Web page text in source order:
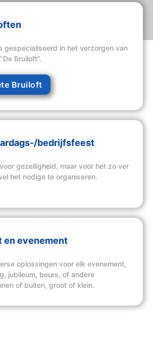
gespecialiseerd in het verzorgen van
Bruiloft”.
Bruiloft
bedrijfsfeest
gezelligheid, maar voor het zo ver
het nodige te organiseren.
en evenement
oplossingen voor elk evenement,
jubileum, beurs, of andere
of buiten, groot of klein.